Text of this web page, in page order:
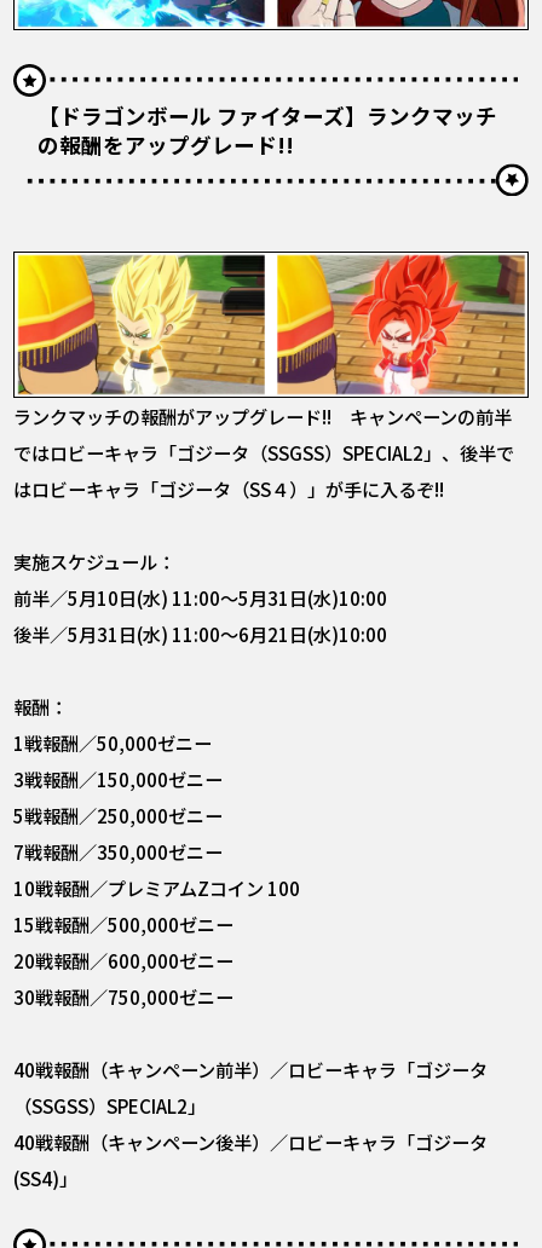
【ドラゴンボール ファイターズ】ランクマッチ
の報酬をアップグレード!!
ランクマッチの報酬がアップグレード!! キャンペーンの前半
ではロビーキャラ「ゴジータ（SSGSS）SPECIAL2」、後半で
はロビーキャラ「ゴジータ（SS４）」が手に入るぞ!!
実施スケジュール：
前半／5月10日(水) 11:00～5月31日(水)10:00
後半／5月31日(水) 11:00～6月21日(水)10:00
報酬：
1戦報酬／50,000ゼニー
3戦報酬／150,000ゼニー
5戦報酬／250,000ゼニー
7戦報酬／350,000ゼニー
10戦報酬／プレミアムZコイン 100
15戦報酬／500,000ゼニー
20戦報酬／600,000ゼニー
30戦報酬／750,000ゼニー
40戦報酬（キャンペーン前半）／ロビーキャラ「ゴジータ
（SSGSS）SPECIAL2」
40戦報酬（キャンペーン後半）／ロビーキャラ「ゴジータ
(SS4)」